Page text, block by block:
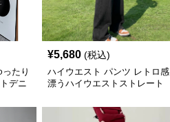
たり
デニ
¥5,680 (税込)
ハイウエスト パンツ レトロ感
漂うハイウエストストレート